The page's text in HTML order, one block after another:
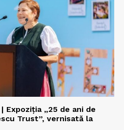
Expoziţia „25 de ani de
Trust”, vernisată la